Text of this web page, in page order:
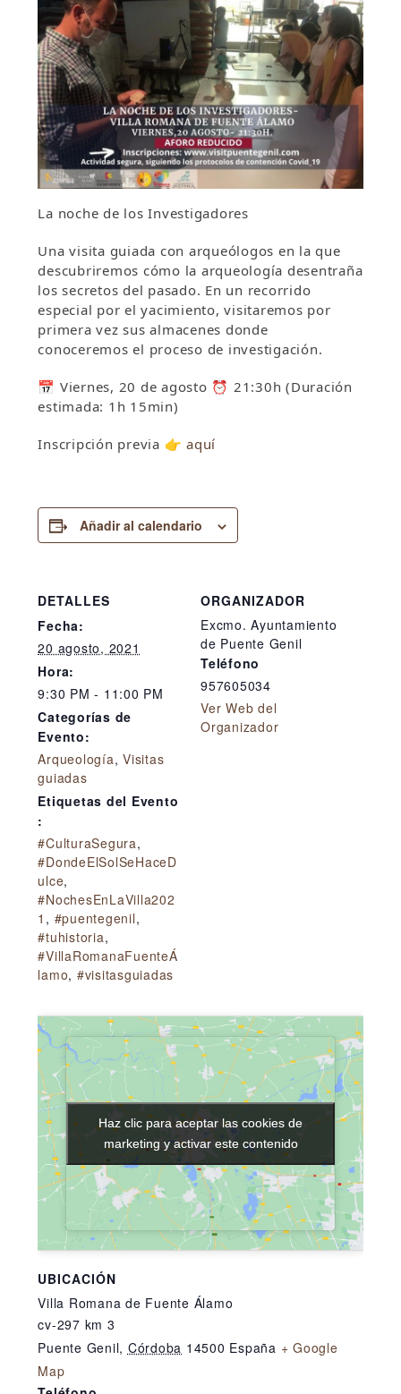
La noche de los Investigadores
Una visita guiada con arqueólogos en la que
descubriremos cómo la arqueología desentraña
los secretos del pasado. En un recorrido
especial por el yacimiento, visitaremos por
primera vez sus almacenes donde
conoceremos el proceso de investigación.
📅 Viernes, 20 de agosto ⏰ 21:30h (Duración
estimada: 1h 15min)
Inscripción previa 👉aquí
Añadir al calendario
DETALLES
Fecha:
20 agosto, 2021
Hora:
9:30 PM - 11:00 PM
Categorías de
Evento:
Arqueología,Visitas
guiadas
Etiquetas del Evento
:
#CulturaSegura,
#DondeElSolSeHaceD
ulce,
#NochesEnLaVilla202
1 , #puentegenil,
#tuhistoria,
#VillaRomanaFuenteÁ
lamo, #visitasguiadas
ORGANIZADOR
Excmo. Ayuntamiento
de Puente Genil
Teléfono
957605034
Ver Web del
Organizador
UBICACIÓN
Villa Romana de Fuente Álamo
cv-297 km 3
Puente Genil, Córdoba 14500 España + Google
Map
Haz clic para aceptar las cookies de
marketing y activar este contenido
Haz clic para aceptar las cookies de
marketing y activar este contenido